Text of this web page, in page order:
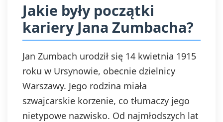
Jakie były początki
kariery Jana Zumbacha?
Jan Zumbach urodził się 14 kwietnia 1915
roku w Ursynowie, obecnie dzielnicy
Warszawy. Jego rodzina miała
szwajcarskie korzenie, co tłumaczy jego
nietypowe nazwisko. Od najmłodszych lat